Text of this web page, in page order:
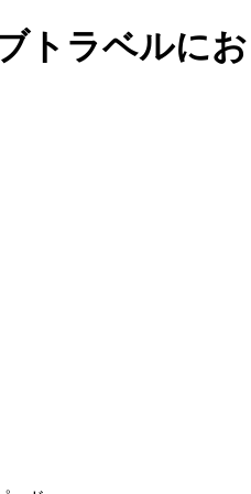
トラベルに